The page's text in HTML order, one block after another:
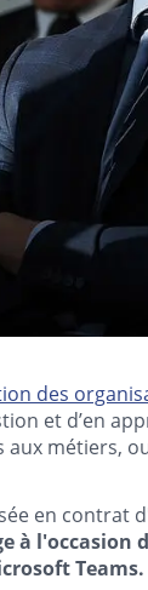
des
et d’en
métiers,
en contrat
à
Teams.